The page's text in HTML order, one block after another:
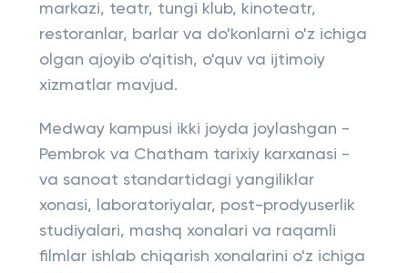
markazi, teatr, tungi klub, kinoteatr,
restoranlar, barlar va do'konlarni o'z ichiga
olgan ajoyib o'qitish, o'quv va ijtimoiy
xizmatlar mavjud.
Medway kampusi ikki joyda joylashgan -
Pembrok va Chatham tarixiy karxanasi -
va sanoat standartidagi yangiliklar
xonasi, laboratoriyalar, post-prodyuserlik
studiyalari, mashq xonalari va raqamli
filmlar ishlab chiqarish xonalarini o'z ichiga